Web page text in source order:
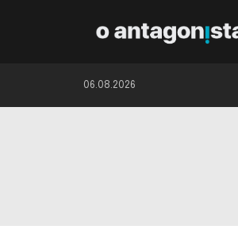
06.08.2026